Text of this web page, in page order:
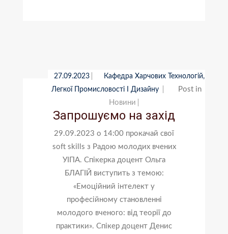
27.09.2023
Кафедра Харчових Технологій,
Легкої Промисловості І Дизайну
Post in
Новини
Запрошуємо на захід
29.09.2023 о 14:00 прокачай свої
soft skills з Радою молодих вчених
УІПА. Спікерка доцент Ольга
БЛАГІЙ виступить з темою:
«Емоційний інтелект у
професійному становленні
молодого вченого: від теорії до
практики». Спікер доцент Денис